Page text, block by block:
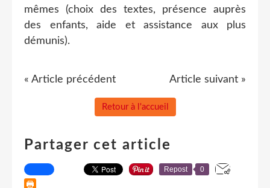
mêmes (choix des textes, présence auprès
des enfants, aide et assistance aux plus
démunis).
« Article précédent Article suivant »
Retour à l'accueil
Partager cet article
Repost 0